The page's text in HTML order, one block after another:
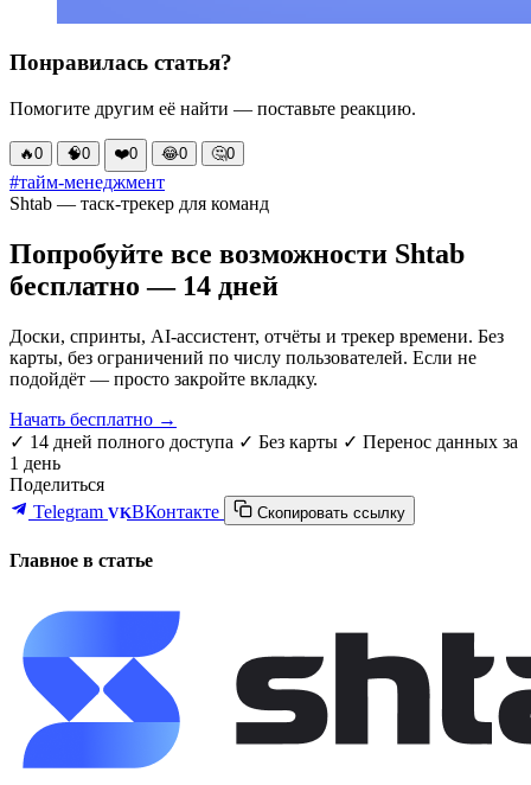
Понравилась статья?
Помогите другим её найти — поставьте реакцию.
🔥0 🧠0 ❤️0 😂0 🤔0
#тайм-менеджмент
Shtab — таск-трекер для команд
Попробуйте все возможности Shtab
бесплатно — 14 дней
Доски, спринты, AI-ассистент, отчёты и трекер времени. Без
карты, без ограничений по числу пользователей. Если не
подойдёт — просто закройте вкладку.
Начать бесплатно →
✓ 14 дней полного доступа ✓ Без карты ✓ Перенос данных за
1 день
Поделиться
Telegram VKВКонтакте Скопировать ссылку
Главное в статье